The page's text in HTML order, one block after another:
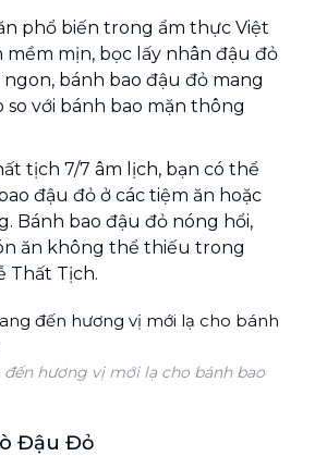
phổ biến trong ẩm thực Việt
mềm mịn, bọc lấy nhân đậu đỏ
bánh bao đậu đỏ mang
so với bánh bao mặn thông
tịch 7/7 âm lịch, bạn có thể
đậu đỏ ở các tiệm ăn hoặc
Bánh bao đậu đỏ nóng hổi,
ăn không thể thiếu trong
Thất Tịch.
hương vị mới lạ cho bánh bao
Đậu Đỏ